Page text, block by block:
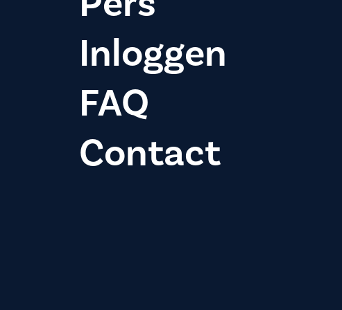
Inloggen
FAQ
Contact